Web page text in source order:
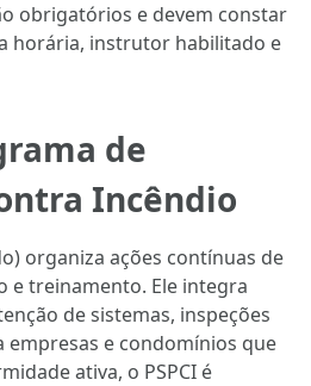
obrigatórios e devem constar
horária, instrutor habilitado e
de
Incêndio
organiza ações contínuas de
e treinamento. Ele integra
de sistemas, inspeções
empresas e condomínios que
ativa, o PSPCI é